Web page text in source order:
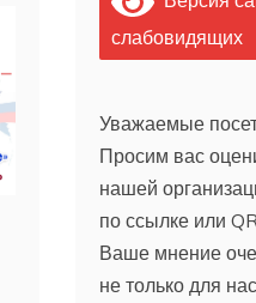
слабовидящих
Уважаемые
Просим вас
нашей
по ссылке или
Ваше мнение
не только для